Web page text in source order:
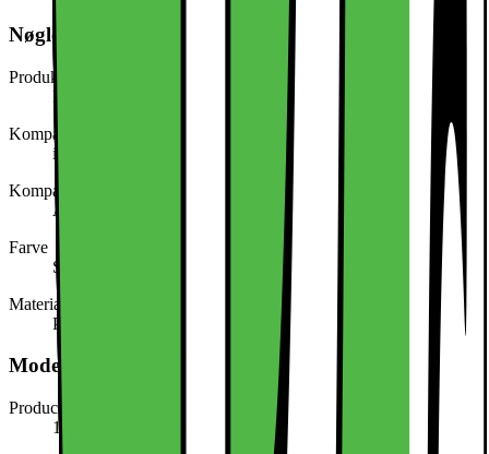
Nøglespecifikation
Produkttype
Etui til mobiltelefon
Kompatibel med (model/serie)
iPhone 16
Kompatibel med (mærke)
Apple
Farve
Sort
Materiale
Polyethylene
Modelbeskrivelse
Producentens varenummer
121810035